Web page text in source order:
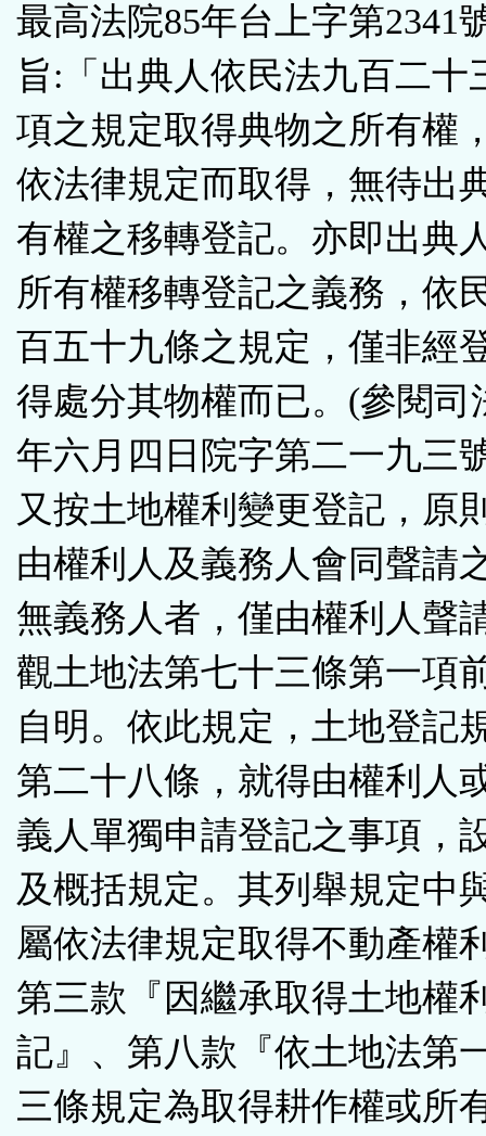
最高法院85年台上字第2341
旨:「出典人依民法九百二十
項之規定取得典物之所有權
依法律規定而取得，無待出
有權之移轉登記。亦即出典
所有權移轉登記之義務，依
百五十九條之規定，僅非經
得處分其物權而已。(參閱司
年六月四日院字第二一九三
又按土地權利變更登記，原
由權利人及義務人會同聲請
無義務人者，僅由權利人聲
觀土地法第七十三條第一項
自明。依此規定，土地登記
第二十八條，就得由權利人
義人單獨申請登記之事項，
及概括規定。其列舉規定中
屬依法律規定取得不動產權
第三款『因繼承取得土地權
記』、第八款『依土地法第
三條規定為取得耕作權或所